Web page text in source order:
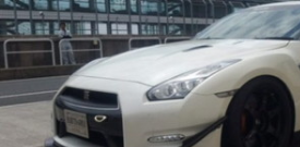
コ
ン
テ
ン